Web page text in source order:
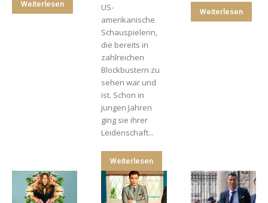
Weiterlesen
US-
amerikanische
Schauspielerin,
die bereits in
zahlreichen
Blockbustern zu
sehen war und
ist. Schon in
jungen Jahren
ging sie ihrer
Leidenschaft...
Weiterlesen
Weiterlesen